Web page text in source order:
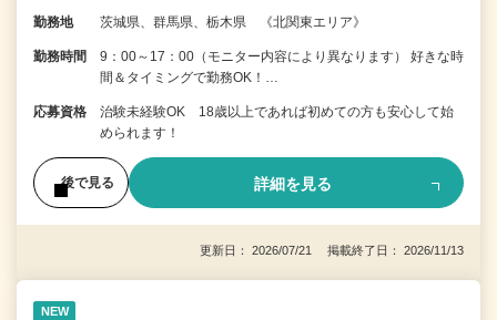
勤務地 茨城県、群馬県、栃木県 《北関東エリア》
勤務時間
9：00～17：00（モニター内容により異なります） 好きな時
間＆タイミングで勤務OK！…
応募資格
治験未経験OK 18歳以上であれば初めての方も安心して始
められます！
後で見る 詳細を見る
更新日： 2026/07/21 掲載終了日： 2026/11/13
NEW